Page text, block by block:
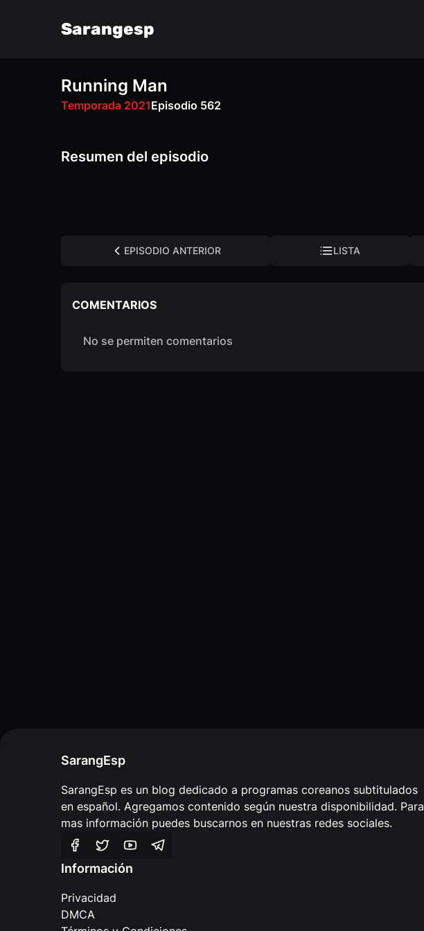
Sarangesp
Running Man
Temporada 2021Episodio 562
VK OK
Resumen del episodio
EPISODIO ANTERIOR LISTA
COMENTARIOS
No se permiten comentarios
SarangEsp
SarangEsp es un blog dedicado a programas coreanos subtitulados
en español. Agregamos contenido según nuestra disponibilidad. Para
mas información puedes buscarnos en nuestras redes sociales.
Información
Privacidad
DMCA